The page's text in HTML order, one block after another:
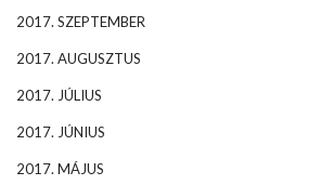
2017. SZEPTEMBER
2017. AUGUSZTUS
2017. JÚLIUS
2017. JÚNIUS
2017. MÁJUS